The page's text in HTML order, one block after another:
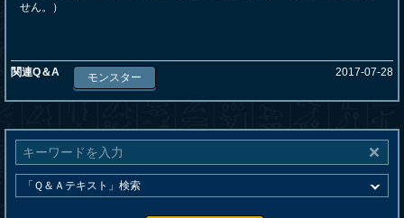
せん。）
関連Q＆A モンスター 2017-07-28